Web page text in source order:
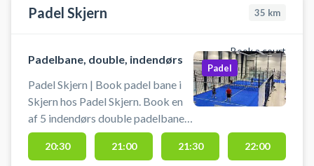
booking af en padelbane hos
parkering. Faciliteterne inkluderer
derudover omklædning. Øl/vand
kan købes i klubben via mobilpay.
Padel Skjern 35 km
Book a court
Padelbane, double, indendørs
Padel Skjern | Book padel bane i
Skjern hos Padel Skjern. Book en
af 5 indendørs double padelbaner
og spil padel hos Padel Skjern -
Andelskassen Padel Arena.
Padel
20:30 21:00 21:30 22:00